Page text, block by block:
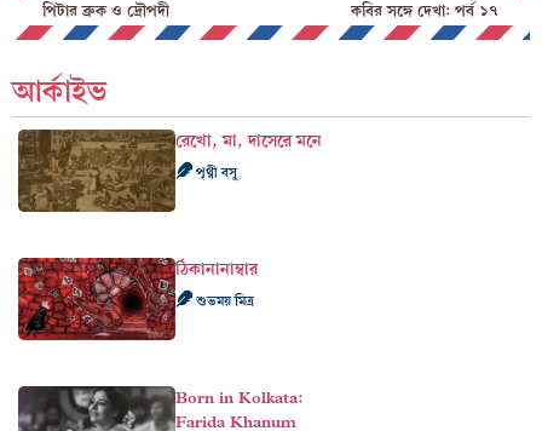
পিটার ব্রুক ও দ্রৌপদী কবির সঙ্গে দেখা: পর্ব ১৭
আর্কাইভ
রেখো, মা, দাসেরে মনে
পৃথ্বী বসু
ঠিকানানাম্বার
শুভময় মিত্র
Born in Kolkata:
Farida Khanum